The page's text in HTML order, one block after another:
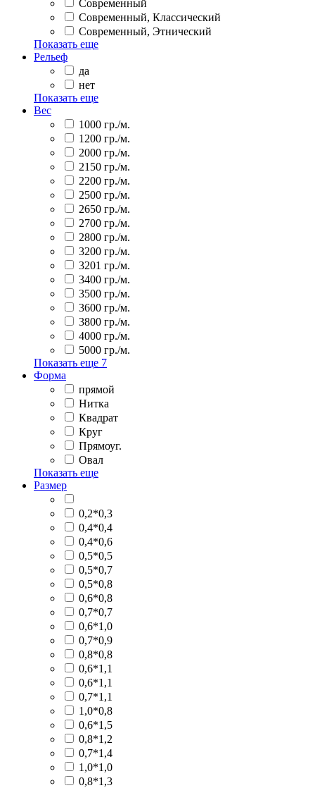
Современный
Современный, Классический
Современный, Этнический
Показать еще
Рельеф
да
нет
Показать еще
Вес
1000 гр./м.
1200 гр./м.
2000 гр./м.
2150 гр./м.
2200 гр./м.
2500 гр./м.
2650 гр./м.
2700 гр./м.
2800 гр./м.
3200 гр./м.
3201 гр./м.
3400 гр./м.
3500 гр./м.
3600 гр./м.
3800 гр./м.
4000 гр./м.
5000 гр./м.
Показать еще 7
Форма
прямой
Нитка
Квадрат
Круг
Прямоуг.
Овал
Показать еще
Размер
0,2*0,3
0,4*0,4
0,4*0,6
0,5*0,5
0,5*0,7
0,5*0,8
0,6*0,8
0,7*0,7
0,6*1,0
0,7*0,9
0,8*0,8
0,6*1,1
0,6*1,1
0,7*1,1
1,0*0,8
0,6*1,5
0,8*1,2
0,7*1,4
1,0*1,0
0,8*1,3